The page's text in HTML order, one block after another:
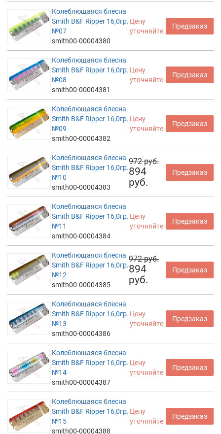
Колеблющаяся блесна
Smith B&F Ripper 16,0гр.
№07
smith00-00004380
Цену
уточняйте
Предзаказ
Колеблющаяся блесна
Smith B&F Ripper 16,0гр.
№08
smith00-00004381
Цену
уточняйте
Предзаказ
Колеблющаяся блесна
Smith B&F Ripper 16,0гр.
№09
smith00-00004382
Цену
уточняйте
Предзаказ
Колеблющаяся блесна
Smith B&F Ripper 16,0гр.
№10
smith00-00004383
972 руб.
894
руб.
Предзаказ
Колеблющаяся блесна
Smith B&F Ripper 16,0гр.
№11
smith00-00004384
Цену
уточняйте
Предзаказ
Колеблющаяся блесна
Smith B&F Ripper 16,0гр.
№12
smith00-00004385
972 руб.
894
руб.
Предзаказ
Колеблющаяся блесна
Smith B&F Ripper 16,0гр.
№13
smith00-00004386
Цену
уточняйте
Предзаказ
Колеблющаяся блесна
Smith B&F Ripper 16,0гр.
№14
smith00-00004387
Цену
уточняйте
Предзаказ
Колеблющаяся блесна
Smith B&F Ripper 16,0гр.
№15
smith00-00004388
Цену
уточняйте
Предзаказ